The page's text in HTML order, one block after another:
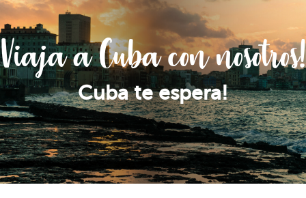
Viaja a Cubacon nosotros!
Cuba te espera!